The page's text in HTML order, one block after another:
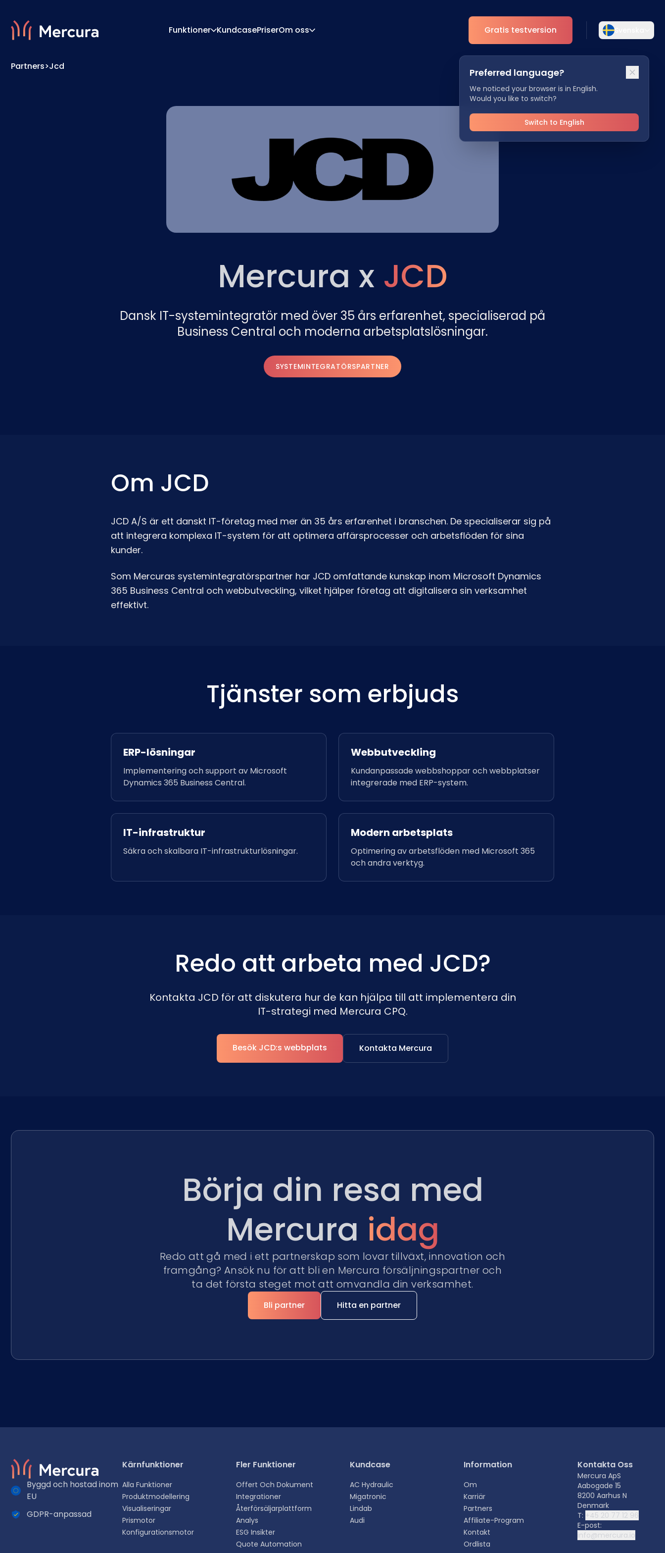
Funktioner
Prismotor
Analys
Integrationer
KundcasePriserOm oss
Välj ditt språk
Välj ditt föredragna språk för en mer personlig upplevelse.
Preferred language?
We noticed your browser is in English.
Would you like to switch?
Switch to English
Gratis testversion
Välj ditt föredragna språk för en mer
personlig upplevelse.
English Deutsch
Español Dansk
Nederlands
Partners>Jcd
Mercura x JCD
Dansk IT-systemintegratör med över 35 års erfarenhet, specialiserad på
Business Central och moderna arbetsplatslösningar.
SYSTEMINTEGRATÖRSPARTNER
Om JCD
JCD A/S är ett danskt IT-företag med mer än 35 års erfarenhet i branschen. De specialiserar sig på
att integrera komplexa IT-system för att optimera affärsprocesser och arbetsflöden för sina
kunder.
Som Mercuras systemintegratörspartner har JCD omfattande kunskap inom Microsoft Dynamics
365 Business Central och webbutveckling, vilket hjälper företag att digitalisera sin verksamhet
effektivt.
Tjänster som erbjuds
ERP-lösningar
Implementering och support av Microsoft
Dynamics 365 Business Central.
Webbutveckling
Kundanpassade webbshoppar och webbplatser
integrerade med ERP-system.
IT-infrastruktur
Säkra och skalbara IT-infrastrukturlösningar.
Modern arbetsplats
Optimering av arbetsflöden med Microsoft 365
och andra verktyg.
Redo att arbeta med JCD?
Kontakta JCD för att diskutera hur de kan hjälpa till att implementera din
IT-strategi med Mercura CPQ.
Besök JCD:s webbplats Kontakta Mercura
Börja din resa med
Mercura idag
Redo att gå med i ett partnerskap som lovar tillväxt, innovation och
framgång? Ansök nu för att bli en Mercura försäljningspartner och
ta det första steget mot att omvandla din verksamhet.
Bli partner Hitta en partner
Byggd och hostad inom
EU
GDPR-anpassad
Kärnfunktioner
Alla Funktioner
Produktmodellering
Visualiseringar
Prismotor
Konfigurationsmotor
Fler Funktioner
Offert Och Dokument
Integrationer
Återförsäljarplattform
Analys
ESG Insikter
Quote Automation
Kundcase
AC Hydraulic
Migatronic
Lindab
Audi
Information
Om
Karriär
Partners
Affiliate-Program
Kontakt
Ordlista
Kontakta Oss
Mercura ApS
Aabogade 15
8200 Aarhus N
Denmark
T: +45 20 77 12 96
E-post:
info@mercura.io